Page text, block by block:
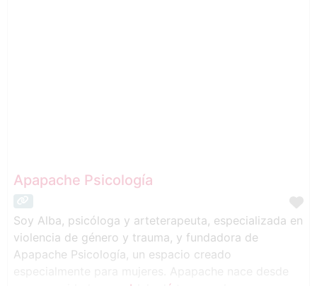
Apapache Psicología
Soy Alba, psicóloga y arteterapeuta, especializada en
violencia de género y trauma, y fundadora de
Apapache Psicología, un espacio creado